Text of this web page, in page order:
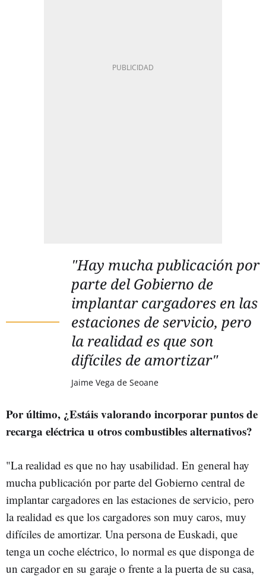
"Hay mucha publicación por
parte del Gobierno de
implantar cargadores en las
estaciones de servicio, pero
la realidad es que son
difíciles de amortizar"
Jaime Vega de Seoane
Por último, ¿Estáis valorando incorporar puntos de
recarga eléctrica u otros combustibles alternativos?
"La realidad es que no hay usabilidad. En general hay
mucha publicación por parte del Gobierno central de
implantar cargadores en las estaciones de servicio, pero
la realidad es que los cargadores son muy caros, muy
difíciles de amortizar. Una persona de Euskadi, que
tenga un coche eléctrico, lo normal es que disponga de
un cargador en su garaje o frente a la puerta de su casa,